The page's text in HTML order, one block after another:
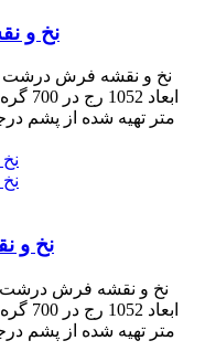
نخ و
متر تهیه شده از پشم
نخ و
متر تهیه شده از پشم